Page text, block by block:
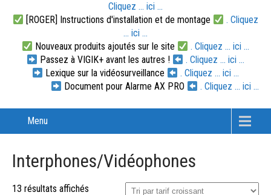
Cliquez ... ici ...
[ROGER] Instructions d'installation et de montage
. Cliquez
... ici ...
Nouveaux produits ajoutés sur le site
. Cliquez ... ici ...
Passez à VIGIK+ avant les autres !
. Cliquez ... ici ...
Lexique sur la vidéosurveillance
. Cliquez ... ici ...
Document pour Alarme AX PRO
. Cliquez ... ici ...
Menu
Interphones/Vidéophones
13 résultats affichés